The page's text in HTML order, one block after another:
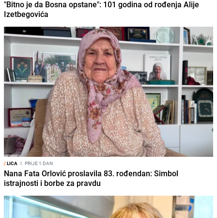
"Bitno je da Bosna opstane": 101 godina od rođenja Alije
Izetbegovića
/LICA I PRIJE 1 DAN
Nana Fata Orlović proslavila 83. rođendan: Simbol
istrajnosti i borbe za pravdu